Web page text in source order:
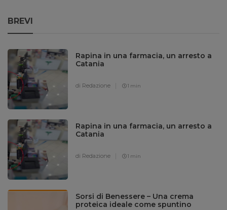
BREVI
Rapina in una farmacia, un arresto a
Catania
di Redazione 1 min
Rapina in una farmacia, un arresto a
Catania
di Redazione 1 min
Sorsi di Benessere – Una crema
proteica ideale come spuntino